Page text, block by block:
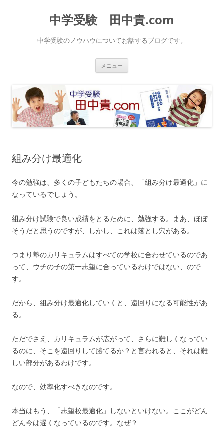
中学受験 田中貴.com
中学受験のノウハウについてお話するブログです。
メニュー
ス
キ
ッ
プ
組み分け最適化
今の勉強は、多くの子どもたちの場合、「組み分け最適化」に
なっているでしょう。
組み分け試験で良い成績をとるために、勉強する。まあ、ほぼ
そうだと思うのですが、しかし、これは落とし穴がある。
つまり塾のカリキュラムはすべての学校に合わせているのであ
って、ウチの子の第一志望に合っているわけではない、ので
す。
だから、組み分け最適化していくと、遠回りになる可能性があ
る。
ただでさえ、カリキュラムが広がって、さらに難しくなってい
るのに、そこを遠回りして勝てるか？と言われると、それは難
しい部分があるわけです。
なので、効率化すべきなのです。
本当はもう、「志望校最適化」しないといけない。ここがどん
どん今は遅くなっているのです。なぜ？